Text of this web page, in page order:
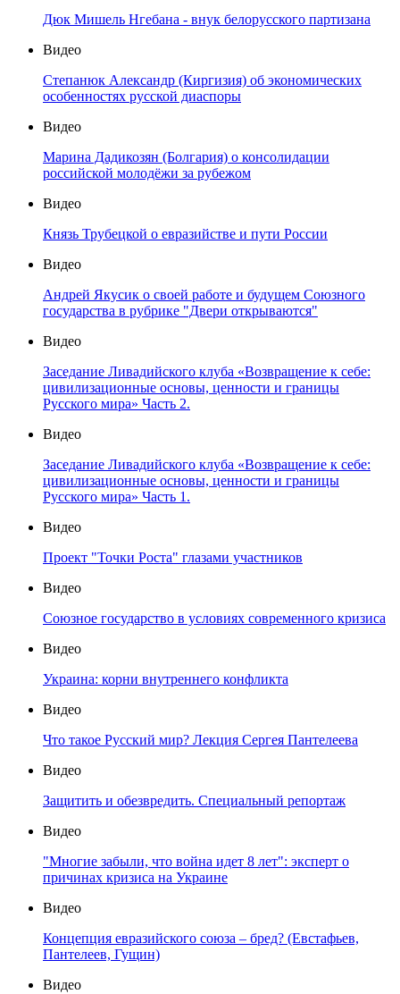
Дюк Мишель Нгебана - внук белорусского партизана
Видео
Степанюк Александр (Киргизия) об экономических
особенностях русской диаспоры
Видео
Марина Дадикозян (Болгария) о консолидации
российской молодёжи за рубежом
Видео
Князь Трубецкой о евразийстве и пути России
Видео
Андрей Якусик о своей работе и будущем Союзного
государства в рубрике "Двери открываются"
Видео
Заседание Ливадийского клуба «Возвращение к себе:
цивилизационные основы, ценности и границы
Русского мира» Часть 2.
Видео
Заседание Ливадийского клуба «Возвращение к себе:
цивилизационные основы, ценности и границы
Русского мира» Часть 1.
Видео
Проект "Точки Роста" глазами участников
Видео
Союзное государство в условиях современного кризиса
Видео
Украина: корни внутреннего конфликта
Видео
Что такое Русский мир? Лекция Сергея Пантелеева
Видео
Защитить и обезвредить. Специальный репортаж
Видео
"Многие забыли, что война идет 8 лет": эксперт о
причинах кризиса на Украине
Видео
Концепция евразийского союза – бред? (Евстафьев,
Пантелеев, Гущин)
Видео